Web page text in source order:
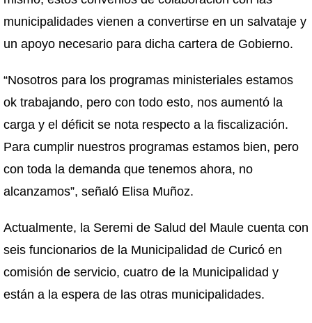
municipalidades vienen a convertirse en un salvataje y
un apoyo necesario para dicha cartera de Gobierno.
“Nosotros para los programas ministeriales estamos
ok trabajando, pero con todo esto, nos aumentó la
carga y el déficit se nota respecto a la fiscalización.
Para cumplir nuestros programas estamos bien, pero
con toda la demanda que tenemos ahora, no
alcanzamos”, señaló Elisa Muñoz.
Actualmente, la Seremi de Salud del Maule cuenta con
seis funcionarios de la Municipalidad de Curicó en
comisión de servicio, cuatro de la Municipalidad y
están a la espera de las otras municipalidades.